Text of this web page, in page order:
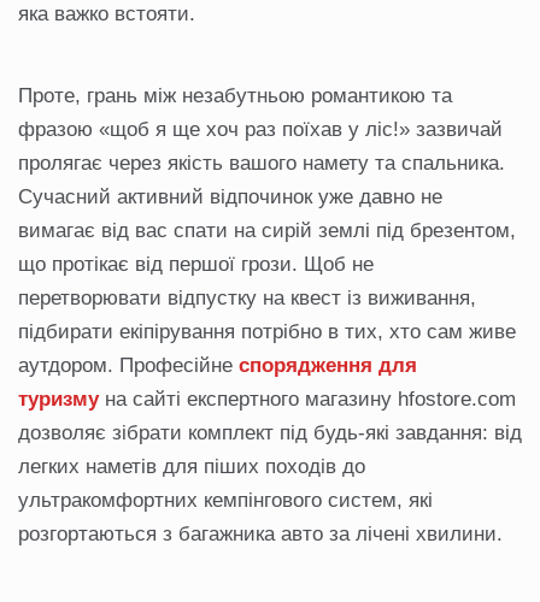
яка важко встояти.
Проте, грань між незабутньою романтикою та
фразою «щоб я ще хоч раз поїхав у ліс!» зазвичай
пролягає через якість вашого намету та спальника.
Сучасний активний відпочинок уже давно не
вимагає від вас спати на сирій землі під брезентом,
що протікає від першої грози. Щоб не
перетворювати відпустку на квест із виживання,
підбирати екіпірування потрібно в тих, хто сам живе
аутдором. Професійне спорядження для
туризмуна сайті експертного магазину hfostore.com
дозволяє зібрати комплект під будь-які завдання: від
легких наметів для піших походів до
ультракомфортних кемпінгового систем, які
розгортаються з багажника авто за лічені хвилини.